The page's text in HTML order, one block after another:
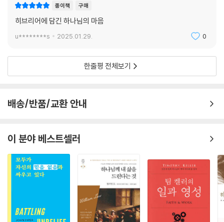
종이책 구매
히브리어에 담긴 하나님의 마음
u********s 2025.01.29. 0
한줄평 전체보기
배송/반품/교환 안내
이 분야 베스트셀러